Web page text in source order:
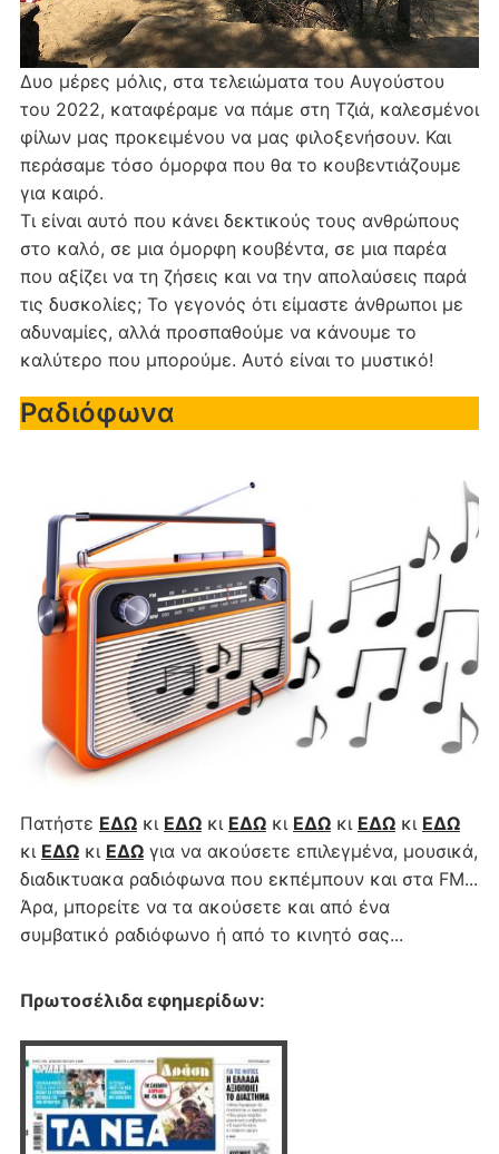
Δυο μέρες μόλις, στα τελειώματα του Αυγούστου
του 2022, καταφέραμε να πάμε στη Τζιά, καλεσμένοι
φίλων μας προκειμένου να μας φιλοξενήσουν. Και
περάσαμε τόσο όμορφα που θα το κουβεντιάζουμε
για καιρό.
Τι είναι αυτό που κάνει δεκτικούς τους ανθρώπους
στο καλό, σε μια όμορφη κουβέντα, σε μια παρέα
που αξίζει να τη ζήσεις και να την απολαύσεις παρά
τις δυσκολίες; Το γεγονός ότι είμαστε άνθρωποι με
αδυναμίες, αλλά προσπαθούμε να κάνουμε το
καλύτερο που μπορούμε. Αυτό είναι το μυστικό!
Ραδιόφωνα
Πατήστε ΕΔΩκι ΕΔΩκι ΕΔΩκι ΕΔΩκι ΕΔΩκι ΕΔΩ
κι ΕΔΩκι ΕΔΩγια να ακούσετε επιλεγμένα, μουσικά,
διαδικτυακα ραδιόφωνα που εκπέμπουν και στα FM...
Άρα, μπορείτε να τα ακούσετε και από ένα
συμβατικό ραδιόφωνο ή από το κινητό σας...
Πρωτοσέλιδα εφημερίδων: